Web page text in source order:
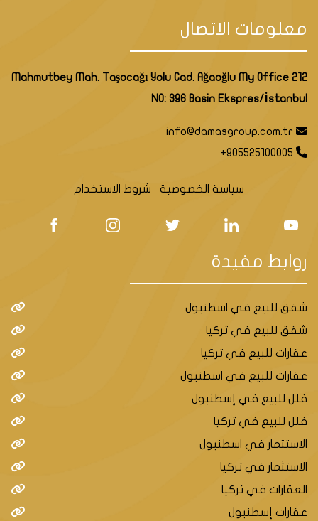
معلومات الاتصال
Mahmutbey Mah. Taşocağı Yolu Cad. Ağaoğlu My Office 212
NO: 396 Basin Ekspres/İstanbul
info@damasgroup.com.tr
+905525100005
سياسة الخصوصية شروط الاستخدام
روابط مفيدة
شقق للبيع في اسطنبول
شقق للبيع في تركيا
عقارات للبيع في تركيا
عقارات للبيع في اسطنبول
فلل للبيع في إسطنبول
فلل للبيع في تركيا
الاستثمار في اسطنبول
الاستثمار في تركيا
العقارات في تركيا
عقارات إسطنبول